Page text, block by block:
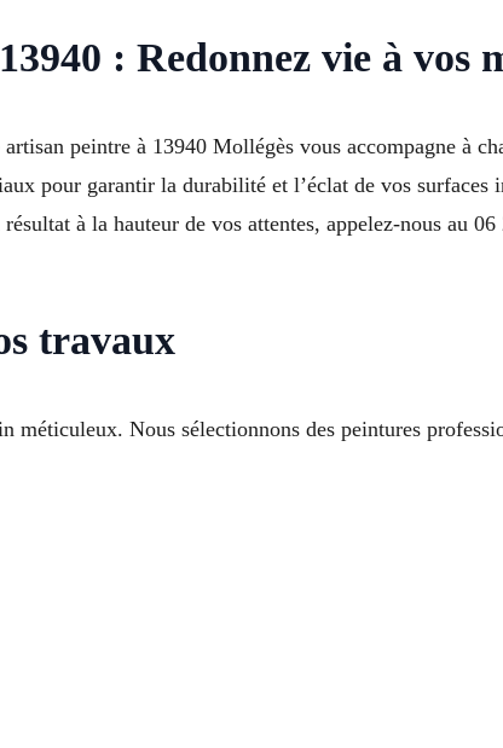
: Redonnez vie à vos
peintre à 13940 Mollégès vous accompagne à
pour garantir la durabilité et l’éclat de vos surfaces
à la hauteur de vos attentes, appelez-nous au
travaux
méticuleux. Nous sélectionnons des peintures